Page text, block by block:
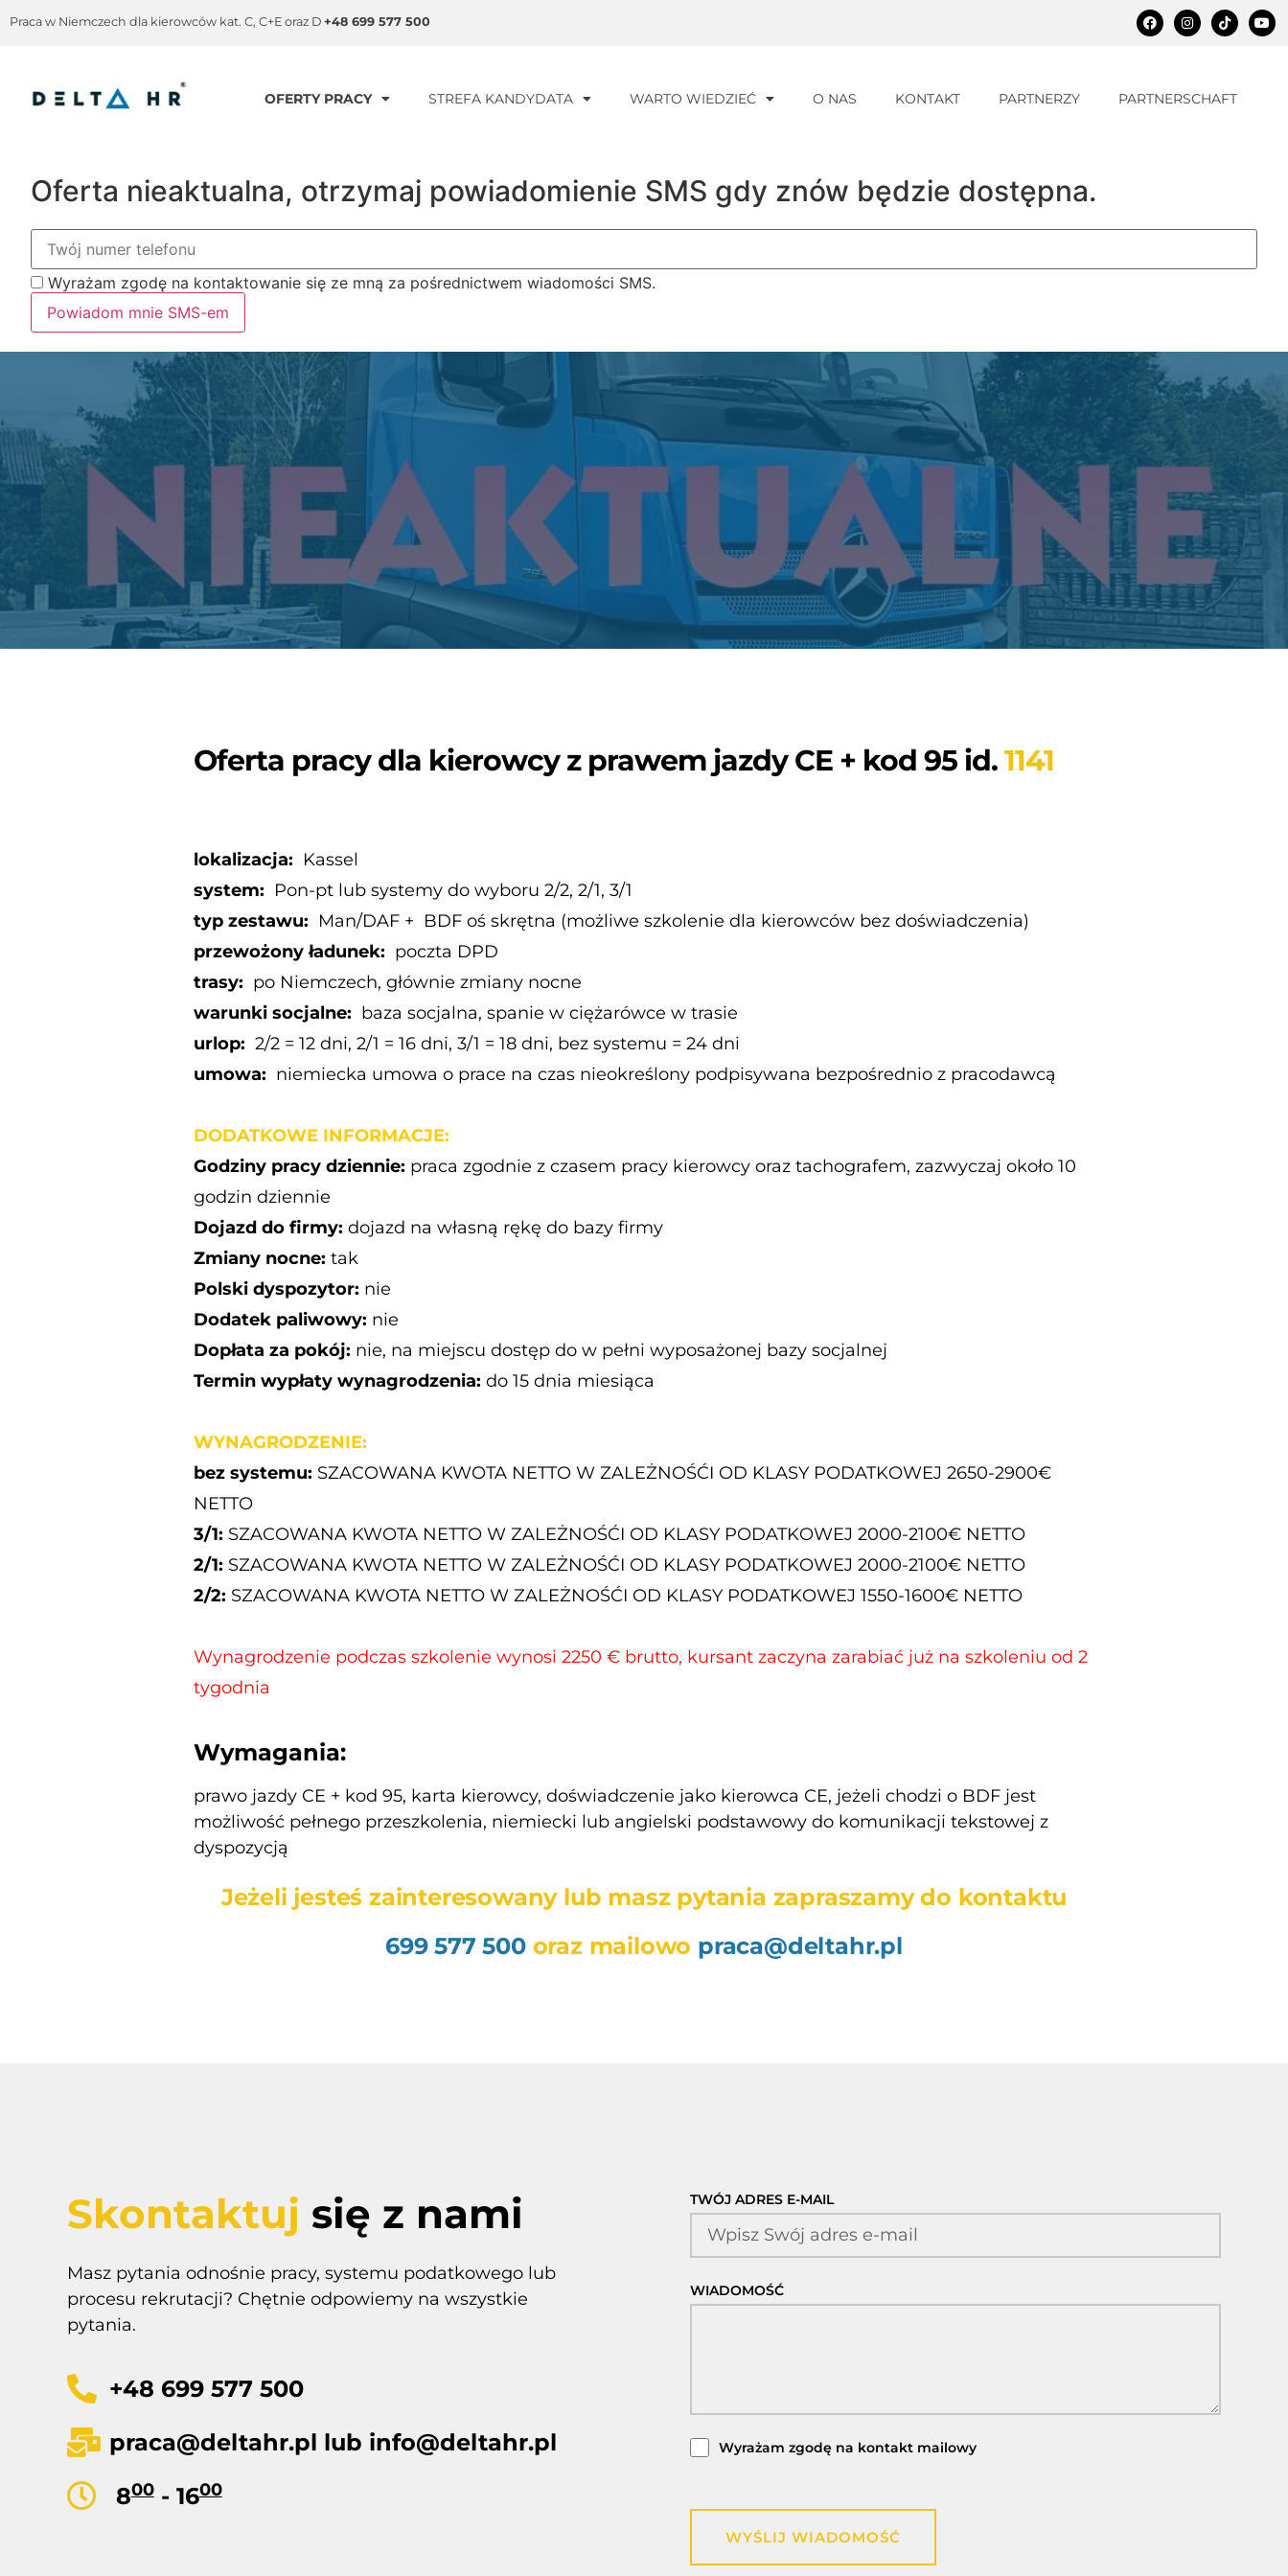
Praca w Niemczech dla kierowców kat. C, C+E oraz D +48 699 577 500
OFERTY PRACY STREFA KANDYDATA WARTO WIEDZIEĆ O NAS KONTAKT PARTNERZY PARTNERSCHAFT
Oferta nieaktualna, otrzymaj powiadomienie SMS gdy znów będzie dostępna.
Wyrażam zgodę na kontaktowanie się ze mną za pośrednictwem wiadomości SMS.
Powiadom mnie SMS-em
Oferta pracy dla kierowcy z prawem jazdy CE + kod 95 id.1141
lokalizacja: Kassel
system: Pon-pt lub systemy do wyboru 2/2, 2/1, 3/1
typ zestawu: Man/DAF + BDF oś skrętna (możliwe szkolenie dla kierowców bez doświadczenia)
przewożony ładunek: poczta DPD
trasy: po Niemczech, głównie zmiany nocne
warunki socjalne: baza socjalna, spanie w ciężarówce w trasie
urlop: 2/2 = 12 dni, 2/1 = 16 dni, 3/1 = 18 dni, bez systemu = 24 dni
umowa: niemiecka umowa o prace na czas nieokreślony podpisywana bezpośrednio z pracodawcą
DODATKOWE INFORMACJE:
Godziny pracy dziennie: praca zgodnie z czasem pracy kierowcy oraz tachografem, zazwyczaj około 10
godzin dziennie
Dojazd do firmy: dojazd na własną rękę do bazy firmy
Zmiany nocne: tak
Polski dyspozytor: nie
Dodatek paliwowy: nie
Dopłata za pokój: nie, na miejscu dostęp do w pełni wyposażonej bazy socjalnej
Termin wypłaty wynagrodzenia: do 15 dnia miesiąca
WYNAGRODZENIE:
bez systemu: SZACOWANA KWOTA NETTO W ZALEŻNOŚĆI OD KLASY PODATKOWEJ 2650-2900€
NETTO
3/1: SZACOWANA KWOTA NETTO W ZALEŻNOŚĆI OD KLASY PODATKOWEJ 2000-2100€ NETTO
2/1: SZACOWANA KWOTA NETTO W ZALEŻNOŚĆI OD KLASY PODATKOWEJ 2000-2100€ NETTO
2/2: SZACOWANA KWOTA NETTO W ZALEŻNOŚĆI OD KLASY PODATKOWEJ 1550-1600€ NETTO
Wynagrodzenie podczas szkolenie wynosi 2250 € brutto, kursant zaczyna zarabiać już na szkoleniu od 2
tygodnia
Wymagania:
prawo jazdy CE + kod 95, karta kierowcy, doświadczenie jako kierowca CE, jeżeli chodzi o BDF jest
możliwość pełnego przeszkolenia, niemiecki lub angielski podstawowy do komunikacji tekstowej z
dyspozycją
Jeżeli jesteś zainteresowany lub masz pytania zapraszamy do kontaktu
699 577 500 oraz mailowo praca@deltahr.pl
Skontaktuj się z nami
Masz pytania odnośnie pracy, systemu podatkowego lub
procesu rekrutacji? Chętnie odpowiemy na wszystkie
pytania.
+48 699 577 500
praca@deltahr.pl lub info@deltahr.pl
800- 1600
TWÓJ ADRES E-MAIL
WIADOMOŚĆ
Wyrażam zgodę na kontakt mailowy
WYŚLIJ WIADOMOŚĆ